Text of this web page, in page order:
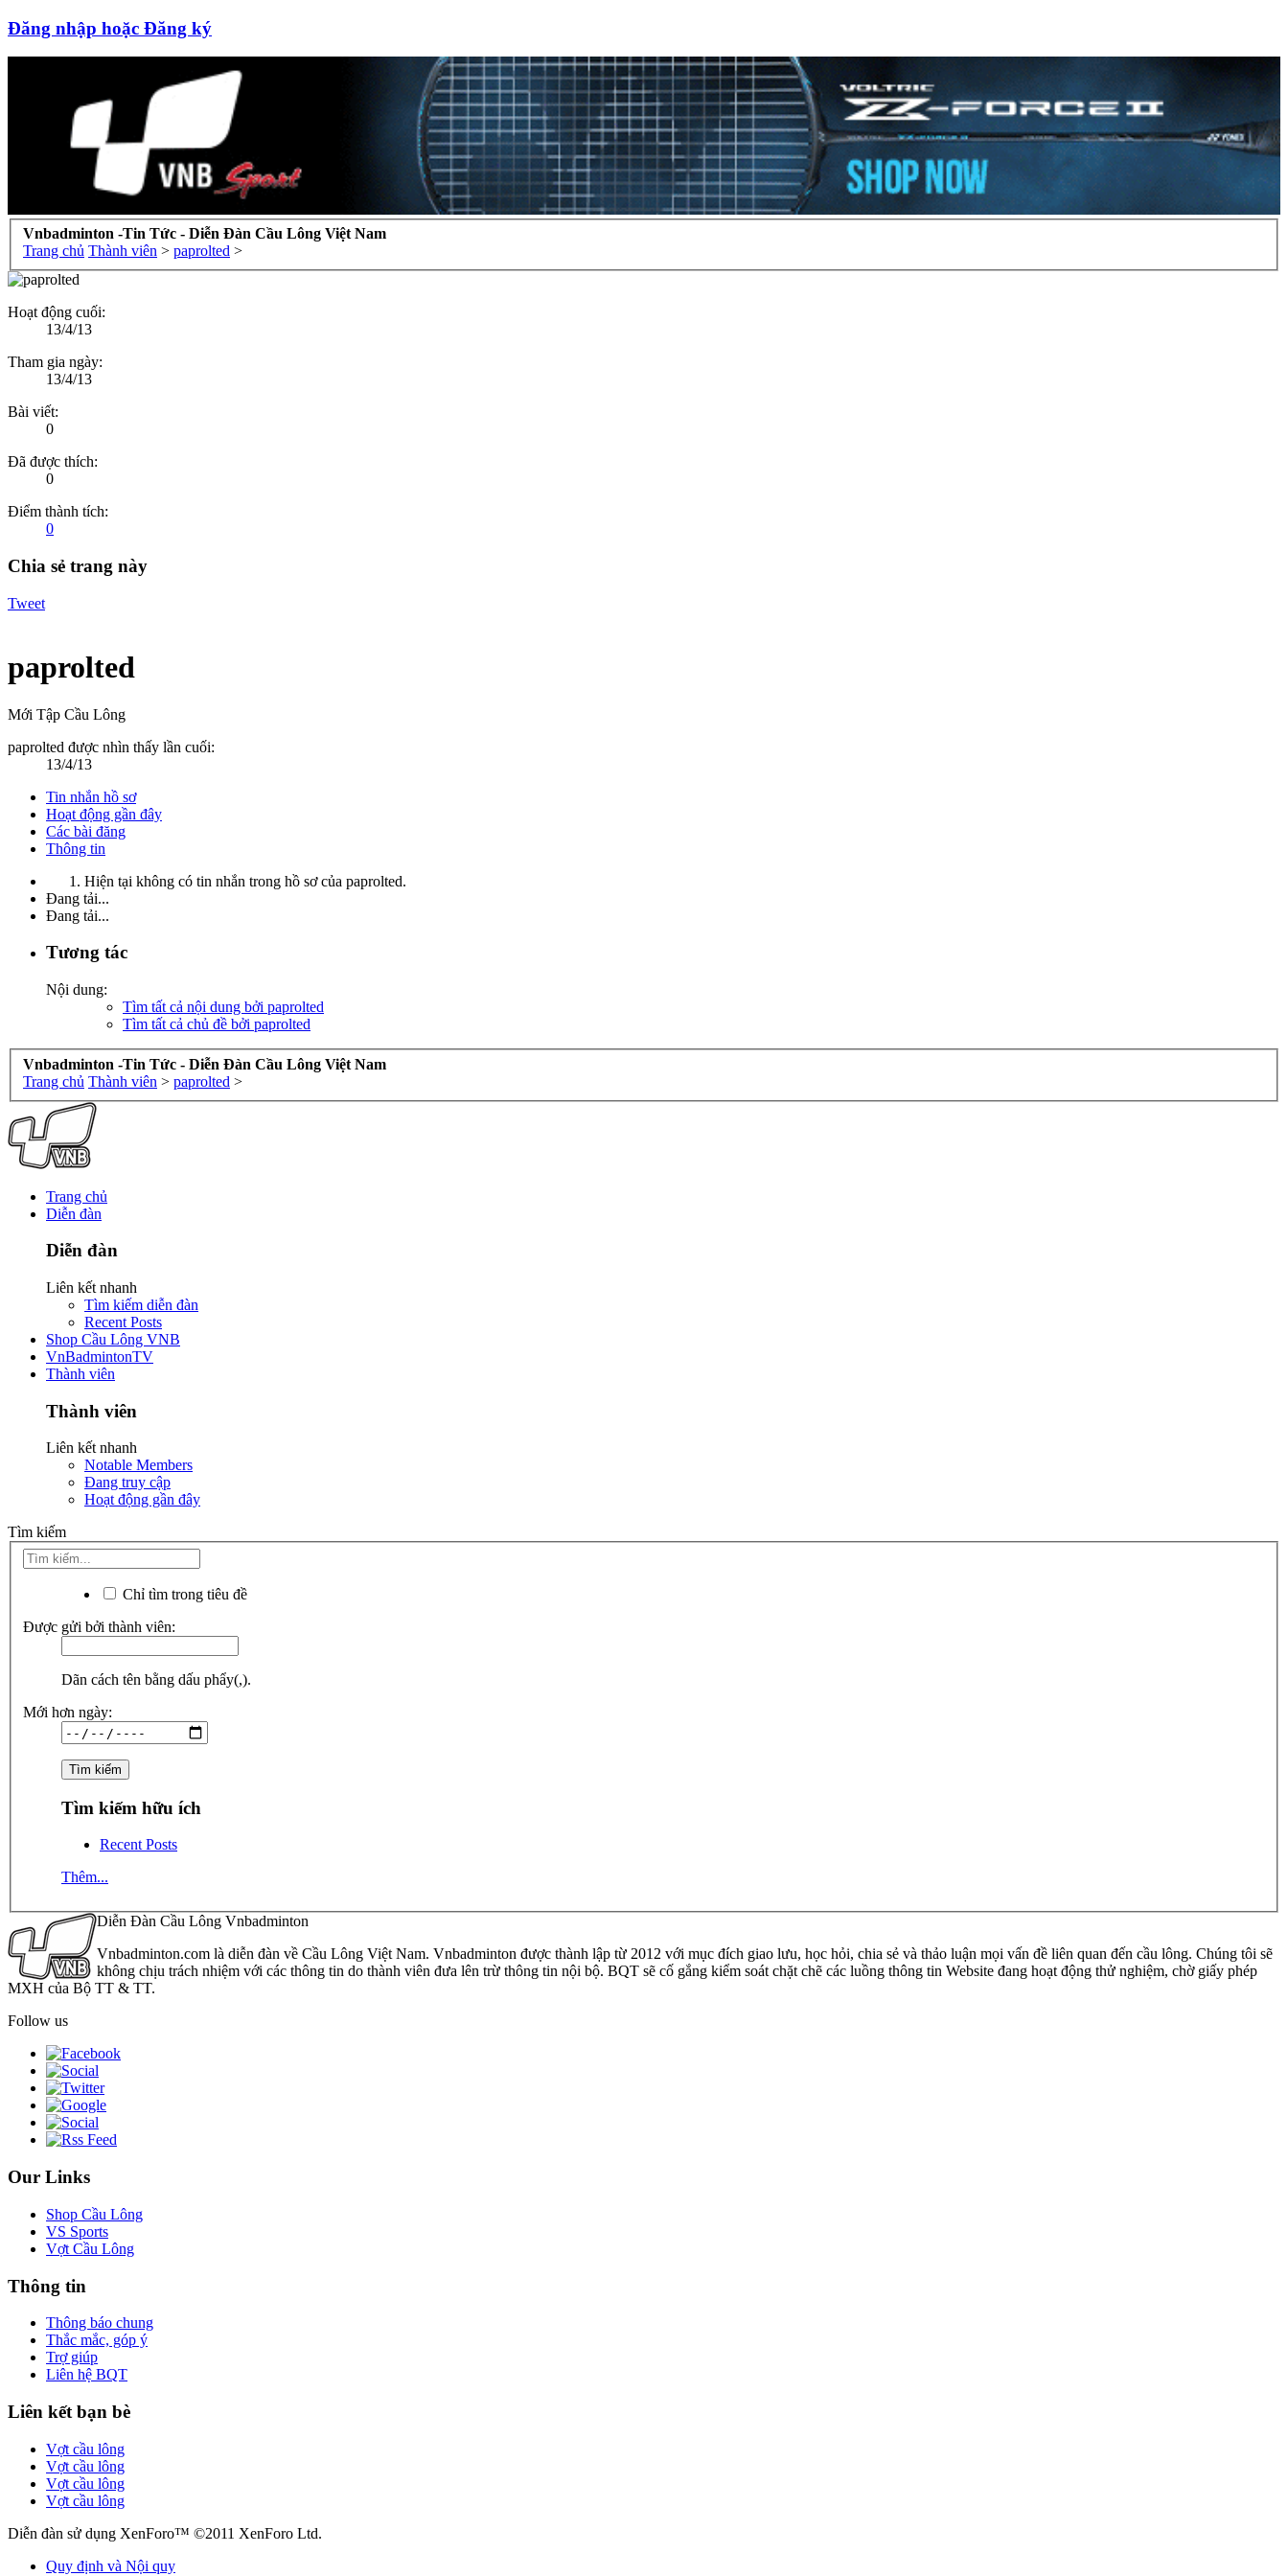
Đăng nhập hoặc Đăng ký
Vnbadminton -Tin Tức - Diễn Đàn Cầu Lông Việt Nam
Trang chủ Thành viên > paprolted >
Hoạt động cuối:
13/4/13
Tham gia ngày:
13/4/13
Bài viết:
0
Đã được thích:
0
Điểm thành tích:
0
Chia sẻ trang này
Tweet
paprolted
Mới Tập Cầu Lông
paprolted được nhìn thấy lần cuối:
13/4/13
Tin nhắn hồ sơ
Hoạt động gần đây
Các bài đăng
Thông tin
Hiện tại không có tin nhắn trong hồ sơ của paprolted.
Đang tải...
Đang tải...
Tương tác
Nội dung:
Tìm tất cả nội dung bởi paprolted
Tìm tất cả chủ đề bởi paprolted
Vnbadminton -Tin Tức - Diễn Đàn Cầu Lông Việt Nam
Trang chủ Thành viên > paprolted >
Trang chủ
Diễn đàn
Diễn đàn
Liên kết nhanh
Tìm kiếm diễn đàn
Recent Posts
Shop Cầu Lông VNB
VnBadmintonTV
Thành viên
Thành viên
Liên kết nhanh
Notable Members
Đang truy cập
Hoạt động gần đây
Tìm kiếm
Chỉ tìm trong tiêu đề
Được gửi bởi thành viên:
Dãn cách tên bằng dấu phẩy(,).
Mới hơn ngày:
Tìm kiếm hữu ích
Recent Posts
Thêm...
Diễn Đàn Cầu Lông Vnbadminton
Vnbadminton.com là diễn đàn về Cầu Lông Việt Nam. Vnbadminton được thành lập từ 2012 với mục đích giao lưu, học hỏi, chia sẻ và thảo luận mọi vấn đề liên quan đến cầu lông. Chúng tôi sẽ
không chịu trách nhiệm với các thông tin do thành viên đưa lên trừ thông tin nội bộ. BQT sẽ cố gắng kiểm soát chặt chẽ các luồng thông tin Website đang hoạt động thử nghiệm, chờ giấy phép
MXH của Bộ TT & TT.
Follow us
Our Links
Shop Cầu Lông
VS Sports
Vợt Cầu Lông
Thông tin
Thông báo chung
Thắc mắc, góp ý
Trợ giúp
Liên hệ BQT
Liên kết bạn bè
Vợt cầu lông
Vợt cầu lông
Vợt cầu lông
Vợt cầu lông
Diễn đàn sử dụng XenForo™ ©2011 XenForo Ltd.
Quy định và Nội quy